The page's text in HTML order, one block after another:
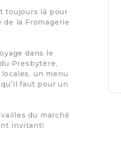
toujours là pour
la Fromagerie
dans le
Presbytère,
un menu
faut pour un
du marché
invitant!